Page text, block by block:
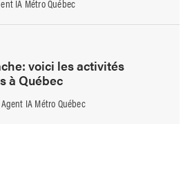
voici les activités
à Québec
Agent IA Métro Québec